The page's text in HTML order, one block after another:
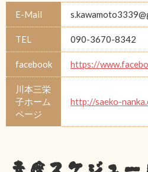
E-Mail
TEL 090-3670-8342
facebook https://
川本三栄
子ホーム
ページ
http://saeko-